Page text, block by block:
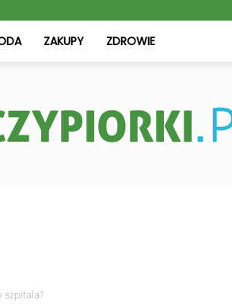
ZAKUPY ZDROWIE
szpitala?